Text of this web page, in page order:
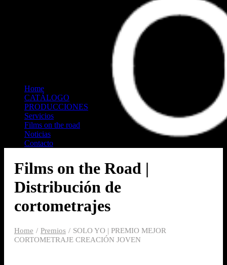
Servicios
Films on the road
Noticias
Contacto
Search
Home
CATÁLOGO
PRODUCCIONES
Servicios
Films on the road
Noticias
Contacto
Films on the Road |
Distribución de
cortometrajes
Home Premios
SOLO YO | PREMIO MEJOR
CORTOMETRAJE CREACIÓN JOVEN